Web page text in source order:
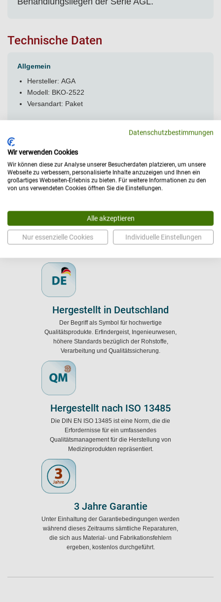
Technische Daten
Allgemein
Hersteller: AGA
Modell: BKO-2522
Versandart: Paket
Medizinprodukt nach (MDR)
Die Medizinprodukteverordnung (MDR)
(EU)2017/745 regelt das Inverkehrbringen, die
Marktbereitstellung sowie die Inbetriebnahme von
Hergestellt in Deutschland
Der Begriff als Symbol für hochwertige
Qualitätsprodukte. Erfindergeist, Ingenieurwesen,
höhere Standards bezüglich der Rohstoffe,
Verarbeitung und Qualitätssicherung.
Hergestellt nach ISO 13485
Die DIN EN ISO 13485 ist eine Norm, die die
Erfordernisse für ein umfassendes
Qualitätsmanagement für die Herstellung von
Medizinprodukten repräsentiert.
3 Jahre Garantie
Unter Einhaltung der Garantiebedingungen werden
während dieses Zeitraums sämtliche Reparaturen,
die sich aus Material- und Fabrikationsfehlern
ergeben, kostenlos durchgeführt.
Datenschutzbestimmungen
Wir verwenden Cookies
Wir können diese zur Analyse unserer Besucherdaten platzieren, um unsere
Webseite zu verbessern, personalisierte Inhalte anzuzeigen und Ihnen ein
großartiges Webseiten-Erlebnis zu bieten. Für weitere Informationen zu den
von uns verwendeten Cookies öffnen Sie die Einstellungen.
Alle akzeptieren
Nur essenzielle Cookies Individuelle Einstellungen